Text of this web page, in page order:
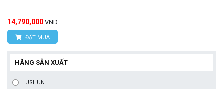
14,790,000 VND
ĐẶT MUA
HÃNG SẢN XUẤT
LUSHUN